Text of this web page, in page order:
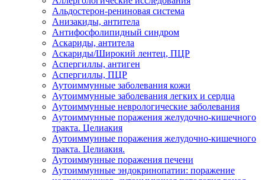
Альдостерон-рениновая система
Анизакиды, антитела
Антифосфолипидный синдром
Аскариды, антитела
Аскариды/Широкий лентец, ПЦР
Аспергиллы, антиген
Аспергиллы, ПЦР
Аутоиммунные заболевания кожи
Аутоиммунные заболевания легких и сердца
Аутоиммунные неврологические заболевания
Аутоиммунные поражения желудочно-кишечного
тракта. Целиакия
Аутоиммунные поражения желудочно-кишечного
тракта. Целиакия.
Аутоиммунные поражения печени
Аутоиммунные эндокринопатии: поражение